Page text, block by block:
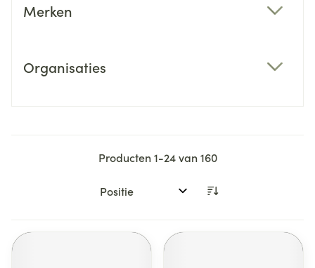
Merken
Organisaties
Producten1-24van160
Sorteer op: